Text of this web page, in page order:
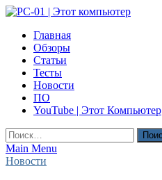
Skip
content
PC-01 | Этот компьютер
Компьютерные новости
Главная
Обзоры
Статьи
Тесты
Новости
ПО
YouTube | Этот Компьютер
Найти:
Main Menu
Новости